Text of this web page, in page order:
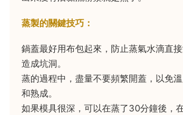
蒸製的關鍵技巧：
鍋蓋最好用布包起來，防止蒸氣水滴直
造成坑洞。
蒸的過程中，盡量不要頻繁開蓋，以免
和熟成。
如果模具很深，可以在蒸了30分鐘後，